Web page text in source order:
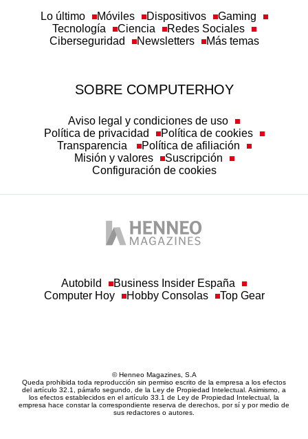
Tecnología
Ciencia
Redes Sociales
Ciberseguridad
Newsletters Más temas
Política de privacidad
Política de cookies
Transparencia
Política de afiliación
Misión y valores
Suscripción
Configuración de cookies
Computer Hoy
Hobby Consolas Top Gear
del artículo 32.1, párrafo segundo, de la Ley de Propiedad Intelectual. Asimismo, a
los efectos establecidos en el artículo 33.1 de Ley de Propiedad Intelectual, la
empresa hace constar la correspondiente reserva de derechos, por sí y por medio de
sus redactores o autores.